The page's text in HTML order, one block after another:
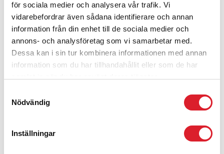
för sociala medier och analysera vår trafik. Vi
vidarebefordrar även sådana identifierare och annan
information från din enhet till de sociala medier och
annons- och analysföretag som vi samarbetar med.
Dessa kan i sin tur kombinera informationen med annan
information som du har tillhandahållit eller som de har
Nödvändig
Inställningar
Vill du spana in ett historiskt tåg i nutid? Här kommer information
sep. Tåget består av Järnvägsmuseets åtta personvagnar. Längs
Inlandsbanan medföljer en extra vagn som ger el och värme till